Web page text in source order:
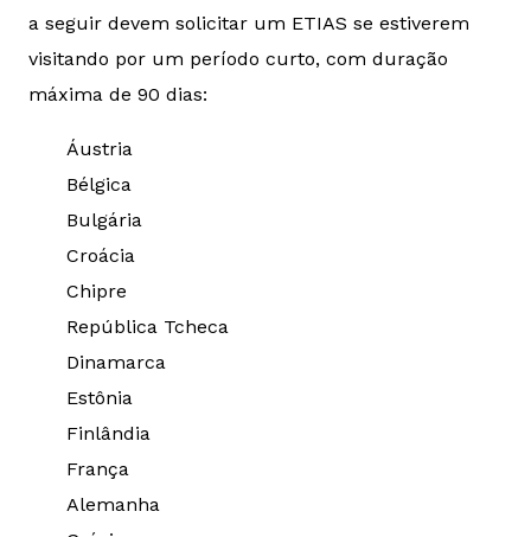
a seguir devem solicitar um ETIAS se estiverem
visitando por um período curto, com duração
máxima de 90 dias:
Áustria
Bélgica
Bulgária
Croácia
Chipre
República Tcheca
Dinamarca
Estônia
Finlândia
França
Alemanha